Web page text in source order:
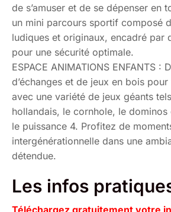
de s’amuser et de se dépenser en
un mini parcours sportif composé
ludiques et originaux, encadré par
pour une sécurité optimale.
ESPACE ANIMATIONS ENFANTS :
d’échanges et de jeux en bois
avec une variété de jeux géants
hollandais, le cornhole, le
le puissance 4. Profitez de
intergénérationnelle dans une
détendue.
Les infos